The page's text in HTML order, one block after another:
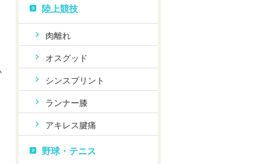
陸上競技
肉離れ
オスグッド
シンスプリント
ランナー膝
アキレス腱痛
野球・テニス